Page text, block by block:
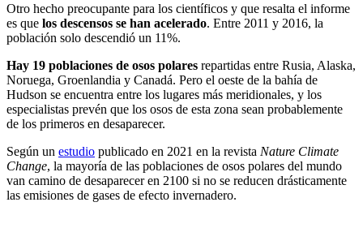
Otro hecho preocupante para los científicos y que resalta el informe
es que los descensos se han acelerado. Entre 2011 y 2016, la
población solo descendió un 11%.
Hay 19 poblaciones de osos polares repartidas entre Rusia, Alaska,
Noruega, Groenlandia y Canadá. Pero el oeste de la bahía de
Hudson se encuentra entre los lugares más meridionales, y los
especialistas prevén que los osos de esta zona sean probablemente
de los primeros en desaparecer.
Según un estudio publicado en 2021 en la revista Nature Climate
Change, la mayoría de las poblaciones de osos polares del mundo
van camino de desaparecer en 2100 si no se reducen drásticamente
las emisiones de gases de efecto invernadero.